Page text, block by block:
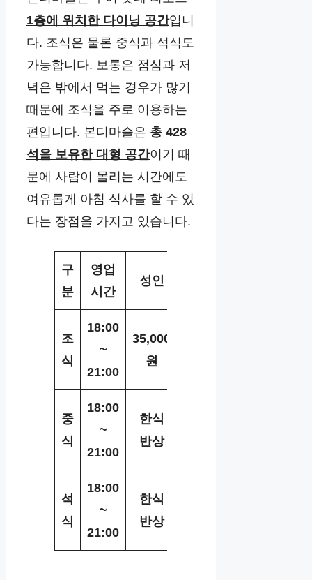
1층에 위치한 다이닝 공간입니
다. 조식은 물론 중식과 석식도
가능합니다. 보통은 점심과 저
녁은 밖에서 먹는 경우가 많기
때문에 조식을 주로 이용하는
편입니다. 본디마슬은 총 428
석을 보유한 대형 공간이기 때
문에 사람이 몰리는 시간에도
여유롭게 아침 식사를 할 수 있
다는 장점을 가지고 있습니다.
구
분
영업
시간
성인
조
식
18:00
~
21:00
35,000
원
중
식
18:00
~
21:00
한식
반상
석
식
18:00
~
21:00
한식
반상